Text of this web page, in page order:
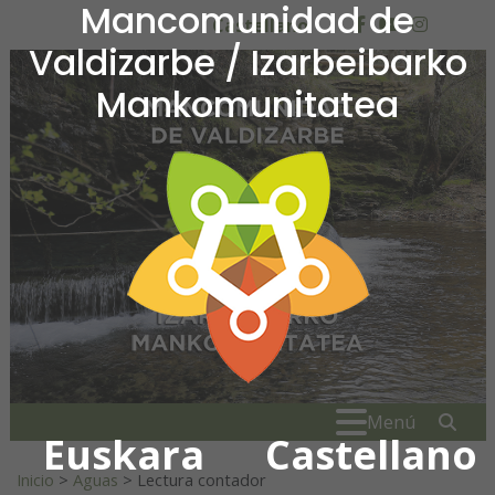
Mancomunidad de
Valdizarbe / Izarbeibarko
Mankomunitatea
Euskara Castellano
Ir al contenido
Castellano facebook
youtube
Mancomunidad de
Menú
Inicio > Aguas > Lectura contador